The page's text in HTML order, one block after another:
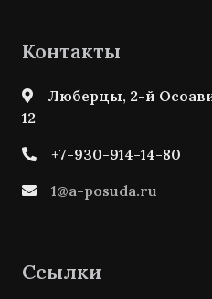
Контакты
Люберцы, 2-й
12
+7-930-914-14-80
1@a-posuda.ru
Ссылки